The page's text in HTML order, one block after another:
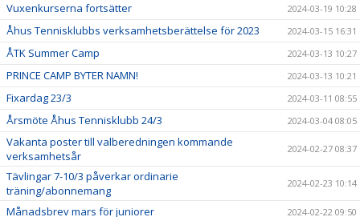
Vuxenkurserna fortsätter 2024-03-19 10:28
Åhus Tennisklubbs verksamhetsberättelse för 2023 2024-03-15 16:31
ÅTK Summer Camp 2024-03-13 10:27
PRINCE CAMP BYTER NAMN! 2024-03-13 10:21
Fixardag 23/3 2024-03-11 08:55
Årsmöte Åhus Tennisklubb 24/3 2024-03-04 08:05
Vakanta poster till valberedningen kommande
verksamhetsår
2024-02-27 08:37
Tävlingar 7-10/3 påverkar ordinarie
träning/abonnemang
2024-02-23 10:14
Månadsbrev mars för juniorer 2024-02-22 09:50